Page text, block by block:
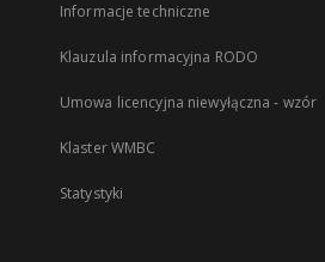
Informacje techniczne
Klauzula informacyjna RODO
Umowa licencyjna niewyłączna - wzór
Klaster WMBC
Statystyki